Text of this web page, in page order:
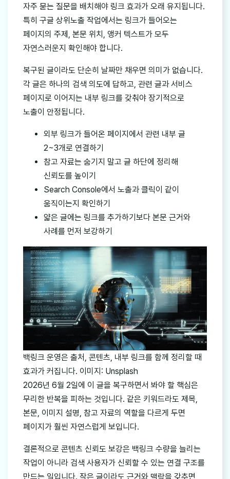
자주 묻는 질문을 배치해야 링크 효과가 오래 유지됩니다.
특히 구글 상위노출 작업에서는 링크가 들어오는
페이지의 주제, 본문 위치, 앵커 텍스트가 모두
자연스러운지 확인해야 합니다.
복구된 글이라도 단순히 날짜만 채우면 의미가 없습니다.
각 글은 하나의 검색 의도에 답하고, 관련 글과 서비스
페이지로 이어지는 내부 링크를 갖춰야 장기적으로
노출이 안정됩니다.
외부 링크가 들어온 페이지에서 관련 내부 글
2~3개로 연결하기
참고 자료는 숨기지 말고 글 하단에 정리해
신뢰도를 높이기
Search Console에서 노출과 클릭이 같이
움직이는지 확인하기
얇은 글에는 링크를 추가하기보다 본문 근거와
사례를 먼저 보강하기
백링크 운영은 출처, 콘텐츠, 내부 링크를 함께 정리할 때
효과가 커집니다. 이미지: Unsplash
2026년 6월 2일에 이 글을 복구하면서 봐야 할 핵심은
무리한 반복을 피하는 것입니다. 같은 키워드라도 제목,
본문, 이미지 설명, 참고 자료의 역할을 다르게 두면
페이지가 훨씬 자연스럽게 보입니다.
결론적으로 콘텐츠 신뢰도 보강은 백링크 수량을 늘리는
작업이 아니라 검색 사용자가 신뢰할 수 있는 연결 구조를
만드는 일입니다. 작은 글이라도 근거와 맥락을 갖추면